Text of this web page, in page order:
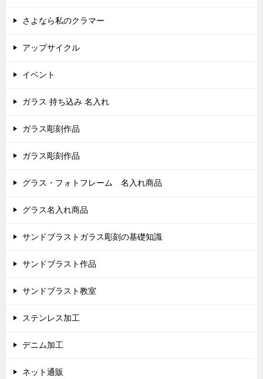
さよなら私のクラマー
アップサイクル
イベント
ガラス 持ち込み 名入れ
ガラス彫刻作品
ガラス彫刻作品
グラス・フォトフレーム 名入れ商品
グラス名入れ商品
サンドブラストガラス彫刻の基礎知識
サンドブラスト作品
サンドブラスト教室
ステンレス加工
デニム加工
ネット通販